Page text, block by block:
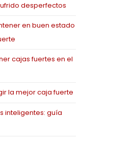
desperfectos
en buen estado
cajas fuertes en el
la mejor caja fuerte
inteligentes: guía